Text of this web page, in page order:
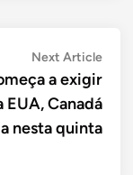
Next ArticleNext
a exigir
EUA, Canadá
nesta quinta